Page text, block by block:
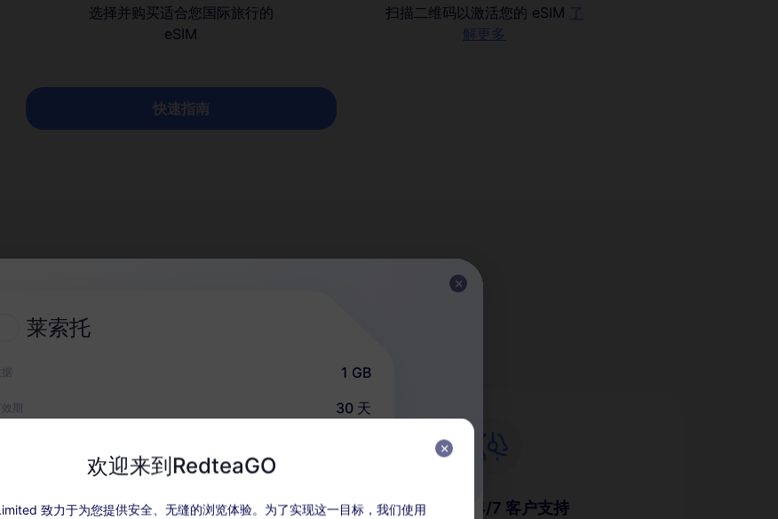
选择并购买适合您国际旅行的
eSIM
扫描二维码以激活您的 eSIM
了
解更多
快速指南
充值选项 24/7 客户支持
莱索托
1 GB
效期 30 天
欢迎来到RedteaGO
致力于为您提供安全、无缝的浏览体验。为了实现这一目标，我们使用